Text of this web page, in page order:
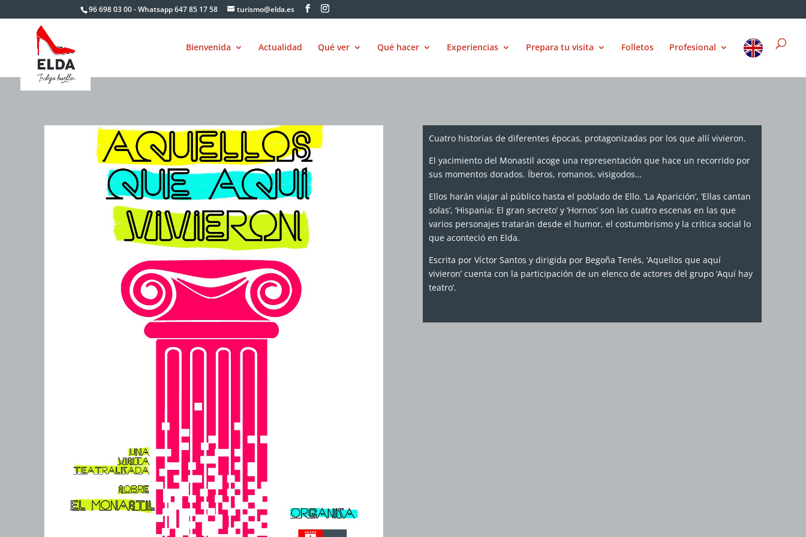
96 698 03 00 - Whatsapp 647 85 17 58 turismo@elda.es
Bienvenida Actualidad Qué ver Qué hacer Experiencias Prepara tu visita Folletos Profesional
Cuatro historias de diferentes épocas, protagonizadas por los que allí vivieron.
El yacimiento del Monastil acoge una representación que hace un recorrido por
sus momentos dorados. Íberos, romanos, visigodos…
Ellos harán viajar al público hasta el poblado de Ello. ‘La Aparición’, ‘Ellas cantan
solas’, ‘Hispania: El gran secreto’ y ‘Hornos’ son las cuatro escenas en las que
varios personajes tratarán desde el humor, el costumbrismo y la crítica social lo
que aconteció en Elda.
Escrita por Víctor Santos y dirigida por Begoña Tenés, ‘Aquellos que aquí
vivieron’ cuenta con la participación de un elenco de actores del grupo ‘Aquí hay
teatro’.